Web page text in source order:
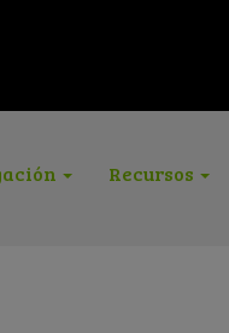
Recursos